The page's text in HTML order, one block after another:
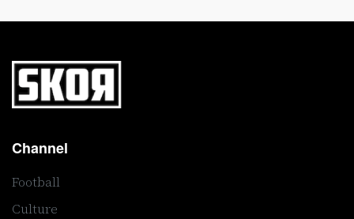
Channel
Football
Culture